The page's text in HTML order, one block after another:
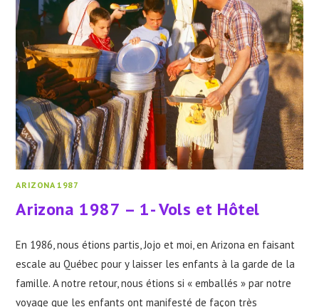
ARIZONA 1987
Arizona 1987 – 1- Vols et Hôtel
En 1986, nous étions partis, Jojo et moi, en Arizona en faisant
escale au Québec pour y laisser les enfants à la garde de la
famille. A notre retour, nous étions si « emballés » par notre
voyage que les enfants ont manifesté de façon très